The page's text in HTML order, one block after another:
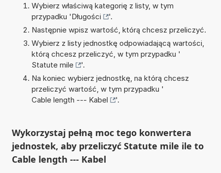
Wybierz właściwą kategorię z listy, w tym
przypadku 'Długości
'.
Następnie wpisz wartość, którą chcesz przeliczyć.
Wybierz z listy jednostkę odpowiadającą wartości,
którą chcesz przeliczyć, w tym przypadku '
Statute mile
'.
Na koniec wybierz jednostkę, na którą chcesz
przeliczyć wartość, w tym przypadku '
Cable length --- Kabel
'.
Wykorzystaj pełną moc tego konwertera
jednostek, aby przeliczyć Statute mile ile to
Cable length --- Kabel